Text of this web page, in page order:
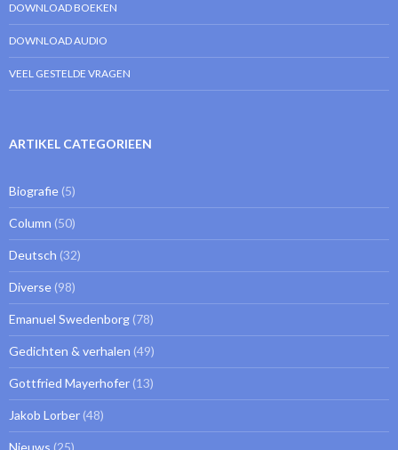
DOWNLOAD BOEKEN
DOWNLOAD AUDIO
VEEL GESTELDE VRAGEN
ARTIKEL CATEGORIEEN
Biografie (5)
Column (50)
Deutsch (32)
Diverse (98)
Emanuel Swedenborg (78)
Gedichten & verhalen (49)
Gottfried Mayerhofer (13)
Jakob Lorber (48)